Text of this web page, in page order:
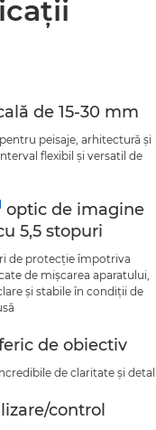
de 15-30 mm
peisaje, arhitectură şi
flexibil şi versatil de
optic de imagine
5,5 stopuri
de protecţie împotriva
de mişcarea aparatului,
şi stabile în condiţii de
de obiectiv
de claritate şi
control